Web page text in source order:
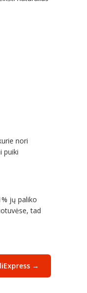
nori
puiki
jų paliko
tad
→